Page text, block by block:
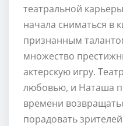
театральной
начала сниматься в
признанным
множество
актерскую игру.
любовью, и Наташа
времени
порадовать